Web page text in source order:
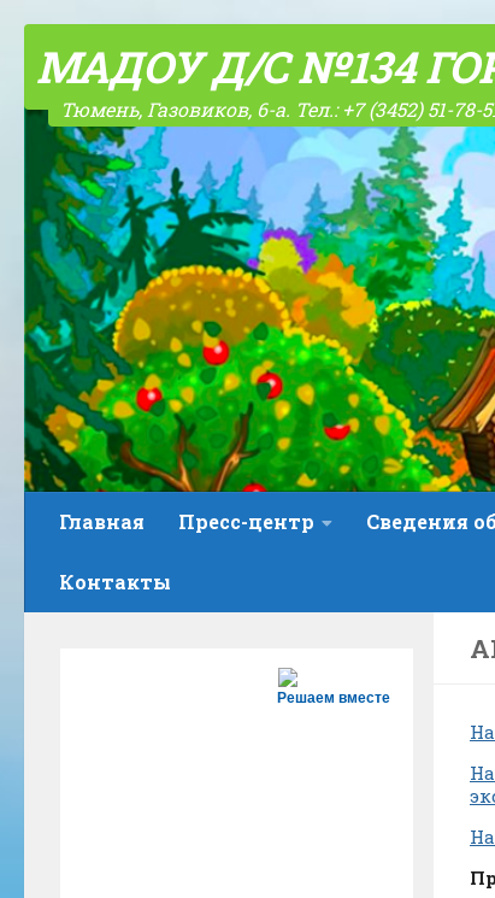
МАДОУ Д/С №134
Тюмень, Газовиков, 6-а. Тел.: +7 (3452) 51-78-
Главная Пресс-центр Сведения
Контакты
Решаем вместе